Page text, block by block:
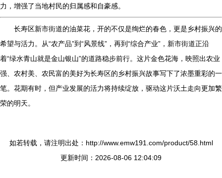
力，增强了当地村民的归属感和自豪感。
长寿区新市街道的油菜花，开的不仅是绚烂的春色，更是乡村振兴的
希望与活力。从“农产品”到“风景线”，再到“综合产业”，新市街道正沿
着“绿水青山就是金山银山”的道路稳步前行。这片金色花海，映照出农业
强、农村美、农民富的美好为长寿区的乡村振兴故事写下了浓墨重彩的一
笔。花期有时，但产业发展的活力将持续绽放，驱动这片沃土走向更加繁
荣的明天。
如若转载，请注明出处：http://www.emw191.com/product/58.html
更新时间：2026-08-06 12:04:09